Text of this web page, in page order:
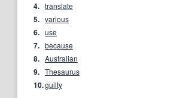
4. translate
5. various
6. use
7. because
8. Australian
9. Thesaurus
10.guilty